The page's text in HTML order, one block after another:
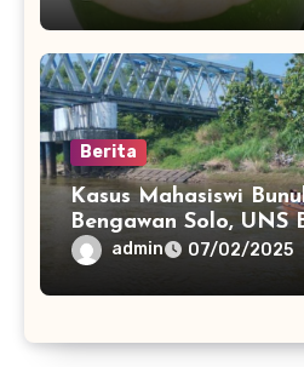
Berita
Kasus Mahasiswi
Bengawan Solo, UNS
Riwayat Kesehatan
admin 07/02/2025